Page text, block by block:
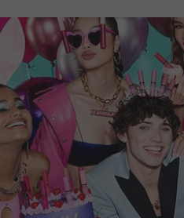
Pflegeprodukte mit UV-Schutz unter